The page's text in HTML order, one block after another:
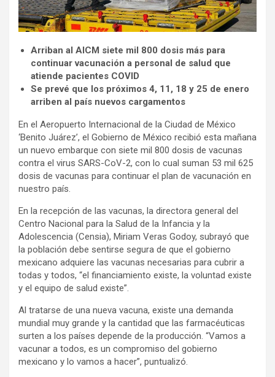
Arriban al AICM siete mil 800 dosis más para
continuar vacunación a personal de salud que
atiende pacientes COVID
Se prevé que los próximos 4, 11, 18 y 25 de enero
arriben al país nuevos cargamentos
En el Aeropuerto Internacional de la Ciudad de México
‘Benito Juárez’, el Gobierno de México recibió esta mañana
un nuevo embarque con siete mil 800 dosis de vacunas
contra el virus SARS-CoV-2, con lo cual suman 53 mil 625
dosis de vacunas para continuar el plan de vacunación en
nuestro país.
En la recepción de las vacunas, la directora general del
Centro Nacional para la Salud de la Infancia y la
Adolescencia (Censia), Miriam Veras Godoy, subrayó que
la población debe sentirse segura de que el gobierno
mexicano adquiere las vacunas necesarias para cubrir a
todas y todos, “el financiamiento existe, la voluntad existe
y el equipo de salud existe”.
Al tratarse de una nueva vacuna, existe una demanda
mundial muy grande y la cantidad que las farmacéuticas
surten a los países depende de la producción. “Vamos a
vacunar a todos, es un compromiso del gobierno
mexicano y lo vamos a hacer”, puntualizó.